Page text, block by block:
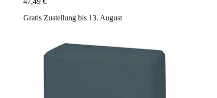
Gratis Zustellung bis 13. August